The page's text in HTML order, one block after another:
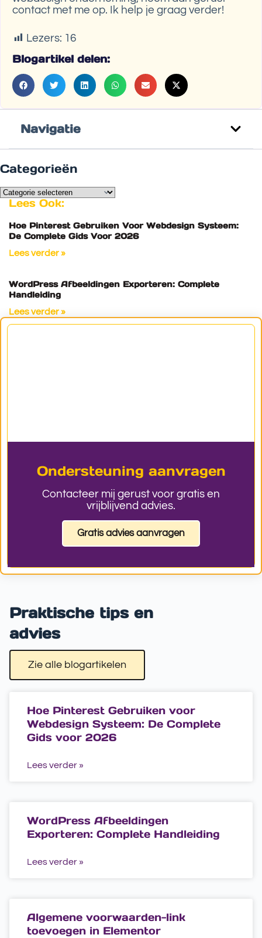
contact met me op. Ik help je graag verder!
Lezers: 16
Blogartikel delen:
Navigatie
Categorieën
Lees Ook:
Hoe Pinterest Gebruiken Voor Webdesign Systeem:
De Complete Gids Voor 2026
Lees verder »
WordPress Afbeeldingen Exporteren: Complete
Handleiding
Lees verder »
Ondersteuning aanvragen
Contacteer mij gerust voor gratis en
vrijblijvend advies.
Gratis advies aanvragen
Praktische tips en
advies
Zie alle blogartikelen
Hoe Pinterest Gebruiken voor
Webdesign Systeem: De Complete
Gids voor 2026
Lees verder »
WordPress Afbeeldingen
Exporteren: Complete Handleiding
Lees verder »
Algemene voorwaarden-link
toevoegen in Elementor